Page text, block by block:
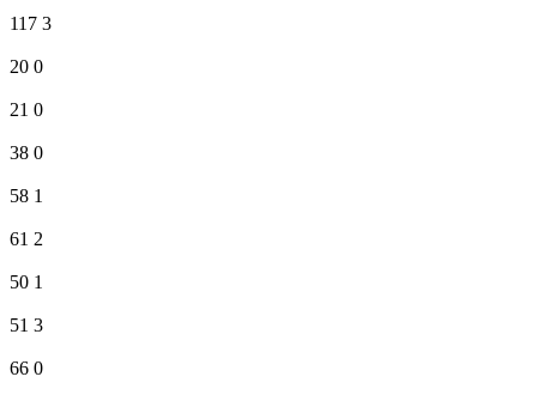
117 3
20 0
21 0
38 0
58 1
61 2
50 1
51 3
66 0